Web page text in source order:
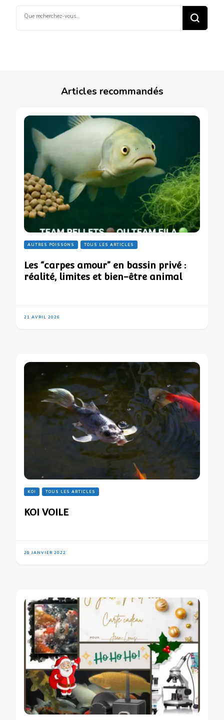
recherchiez
quelque
Articles recommandés
AUTRES POISSONS TOUS LES ARTICLES
Les “carpes amour” en bassin privé :
réalité, limites et bien-être animal
21 AVRIL 2026
KOI TOUS LES ARTICLES
KOI VOILE
28 JANVIER 2022